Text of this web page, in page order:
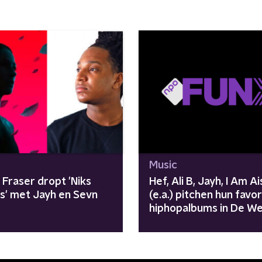
Fraser dropt 'Niks
met Jayh en Sevn
Music
Hef, Ali B, Jayh, I Am
(e.a.) pitchen hun
hiphopalbums in De